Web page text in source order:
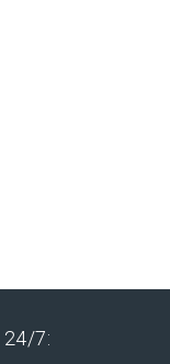
24/7: